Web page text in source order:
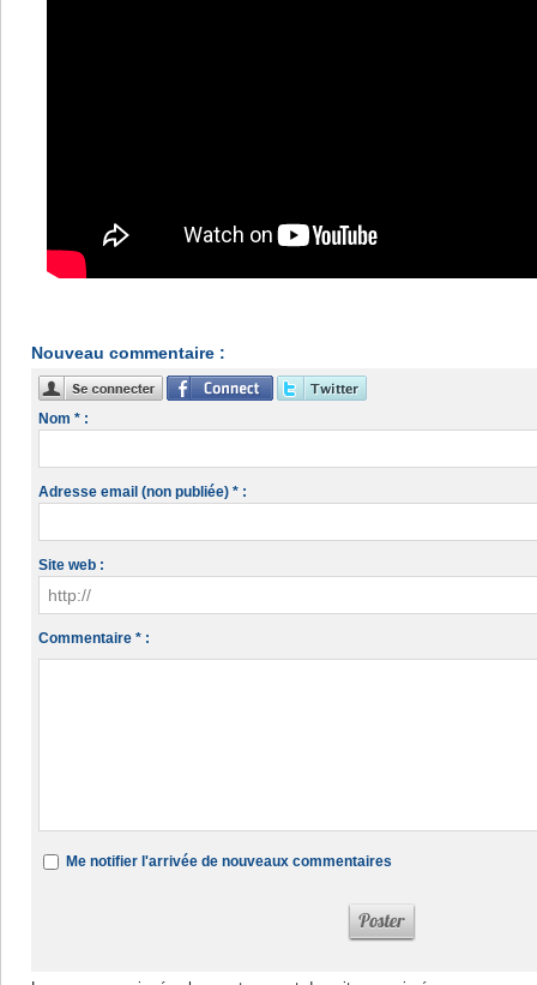
Nouveau commentaire :
Nom * :
Adresse email (non publiée) * :
Site web :
Commentaire * :
Me notifier l'arrivée de nouveaux commentaires